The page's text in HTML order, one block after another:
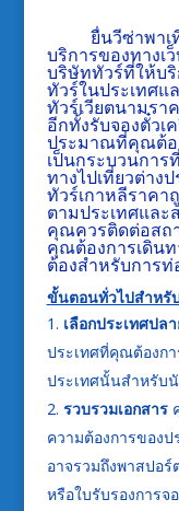
ยื่นวีซ่าพาเ
บริการของทางเ
บริษัททัวร์ที่ให้บริ
ทัวร์ในประเทศแ
ทัวร์เวียตนามรา
อีกทั้งรับจองตั๋วเ
ประมาณที่คุณต้อ
เป็นกระบวนกา
ทางไปเที่ยวต่าง
ทัวร์เกาหลีราคา
ตามประเทศแล
คุณควรติดต่อสถ
คุณต้องการเดิน
ต้องสำหรับการท่
ขั้นตอนทั่วไปสำหรั
เลือกประเทศปล
ประเทศที่คุณต้องก
ประเทศนั้นสำหรับนั
รวบรวมเอกสาร
ความต้องการของ
อาจรวมถึงพาสปอร์
หรือใบรับรองการจ